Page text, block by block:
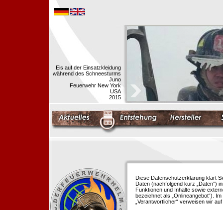
Eis auf der Einsatzkleidung
während des Schneesturms
Juno
Feuerwehr New York
USA
2015
Diese Datenschutzerklärung klärt
Daten (nachfolgend kurz „Daten“)
Funktionen und Inhalte sowie
bezeichnet als „Onlineangebot“).
„Verantwortlicher“ verweisen wir